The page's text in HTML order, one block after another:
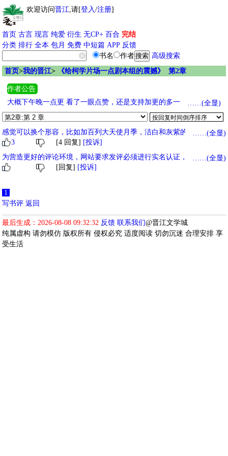
欢迎访问晋江,请[登入/注册]
首页 古言 现言 纯爱 衍生 无CP+ 百合 完结
分类 排行 全本 包月 免费 中短篇 APP 反馈
书名
作者
高级搜索
首页>我的晋江> 《给柯学片场一点剧本组的震撼》 第2章
作者公告
大概下午晚一点更 看了一眼点赞，还是支持加更的多一点，清一下
需要加更章数: 营养液两章 评论一章 BWP无 共计三章，保底两千 衍
无《给咒回片场一点剧本组震撼》 衍耽《重力使失忆后成为超人气
偶像了》 衍耽《太中穿进太中同人文后》 明天中午12点更新
……(全显)
感觉可以换个形容，比如加百列大天使月季，洁白和灰紫的花瓣，特别
漂亮！带着颓靡和圣洁的矜贵感
……(全显)
3
[4 回复] [投诉]
为营造更好的评论环境，网站要求发评必须进行实名认证，未实名用户
评论暂时仅在发评用户后台自己可见，对其他人不可见，实名后评论将
……(全显)
[回复] [投诉]
1
写书评 返回
最后生成：2026-08-08 09:32:32 反馈 联系我们@晋江文学城
纯属虚构 请勿模仿 版权所有 侵权必究 适度阅读 切勿沉迷 合理安排 享
受生活